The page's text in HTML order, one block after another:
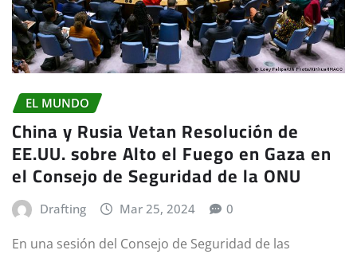
EL MUNDO
China y Rusia Vetan Resolución de
EE.UU. sobre Alto el Fuego en Gaza en
el Consejo de Seguridad de la ONU
Drafting Mar 25, 2024 0
En una sesión del Consejo de Seguridad de las